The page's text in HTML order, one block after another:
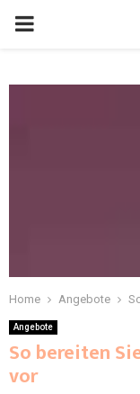
Home Angebote
Angebote
So bereiten
vor